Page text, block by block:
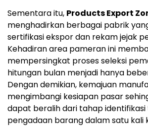
Sementara itu, Products Export
menghadirkan berbagai pabrik
sertifikasi ekspor dan rekam jejak
Kehadiran area pameran ini
mempersingkat proses seleksi
hitungan bulan menjadi hanya
Dengan demikian, kemajuan
mengimbangi kesiapan pasar
dapat beralih dari tahap
pengadaan barang dalam satu kali